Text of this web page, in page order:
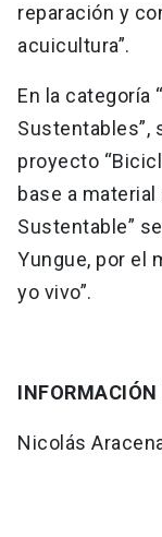
reparación y
acuicultura”.
En la categoría
Sustentables”,
proyecto
base a
Sustentable”
Yungue, por el
yo vivo”.
Nicolás